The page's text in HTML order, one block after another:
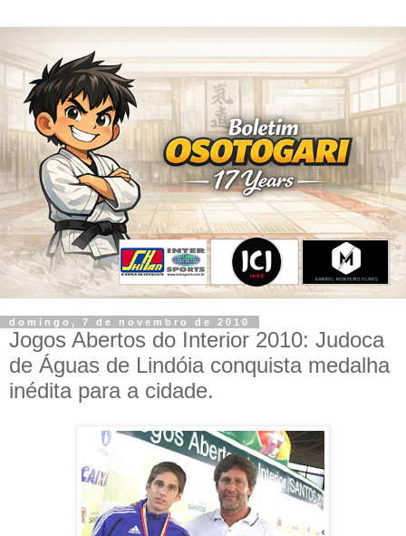
domingo, 7 de novembro de 2010
Jogos Abertos do Interior 2010: Judoca
de Águas de Lindóia conquista medalha
inédita para a cidade.